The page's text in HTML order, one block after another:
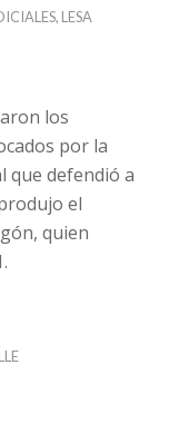
, LESA
los
por la
que defendió a
el
quien